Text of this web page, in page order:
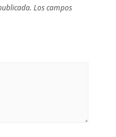
Los campos